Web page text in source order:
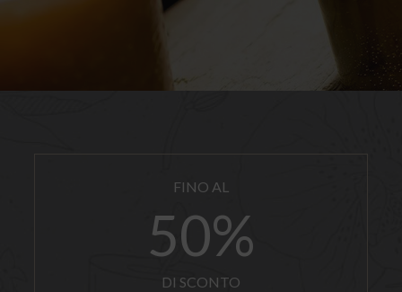
50%
DI SCONTO